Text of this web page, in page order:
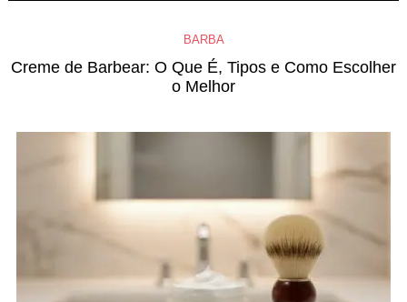
BARBA
Creme de Barbear: O Que É, Tipos e Como Escolher
o Melhor